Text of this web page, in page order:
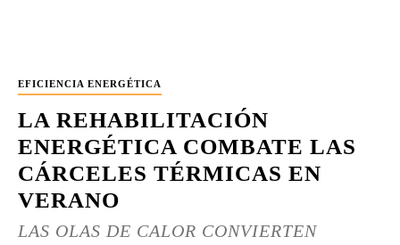
EFICIENCIA ENERGÉTICA
LA REHABILITACIÓN
ENERGÉTICA COMBATE LAS
CÁRCELES TÉRMICAS EN
VERANO
LAS OLAS DE CALOR CONVIERTEN